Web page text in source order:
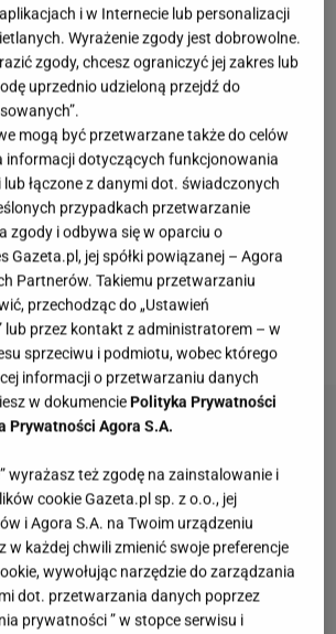
babcie wiedziały, jak uzyskać tę
i chrupkość. Otóż dociasta
by faworki podczassmażenia
Fakt, dodatek spirytusy zwykle
dwie łyżki, ale o ile
odparowywała, tak
posmak czasami był
. Co zatem dodać do
spirytusu, żeby wciąż były
ale bez nieprzyjemnego
jest kilka.
i w Internecie lub personalizacji
Wyrażenie zgody jest dobrowolne.
zgody, chcesz ograniczyć jej zakres lub
uprzednio udzieloną przejdź do
mogą być przetwarzane także do celów
informacji dotyczących funkcjonowania
łączone z danymi dot. świadczonych
przypadkach przetwarzanie
zgody i odbywa się w oparciu o
Gazeta.pl, jej spółki powiązanej – Agora
Partnerów. Takiemu przetwarzaniu
przechodząc do „Ustawień
lub przez kontakt z administratorem – w
sprzeciwu i podmiotu, wobec którego
informacji o przetwarzaniu danych
w dokumenciePolityka Prywatności
Prywatności Agora S.A.
wyrażasz też zgodę na zainstalowanie i
cookie Gazeta.pl sp. z o.o., jej
i Agora S.A. na Twoim urządzeniu
w każdej chwili zmienić swoje preferencje
wywołując narzędzie do zarządzania
dot. przetwarzania danych poprzez
prywatności ” w stopce serwisu i